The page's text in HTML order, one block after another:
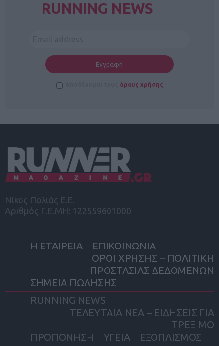
RUNNING NEWS
όρους χρήσης
Νίκος Πολιάς Ε.Ε.
Αριθμός Γ.Ε.ΜΗ: 122559601000
Η ΕΤΑΙΡΕΙΑ
ΕΠΙΚΟΙΝΩΝΙΑ
ΟΡΟΙ ΧΡΗΣΗΣ – ΠΟΛΙΤΙΚΗ
ΠΡΟΣΤΑΣΙΑΣ ΔΕΔΟΜΕΝΩΝ
ΣΗΜΕΙΑ ΠΩΛΗΣΗΣ
RUNNING NEWS
ΤΕΛΕΥΤΑΙΑ ΝΕΑ – ΕΙΔΗΣΕΙΣ ΓΙΑ
ΤΡΕΞΙΜΟ
ΠΡΟΠΟΝΗΣΗ
ΥΓΕΙΑ
ΕΞΟΠΛΙΣΜΟΣ